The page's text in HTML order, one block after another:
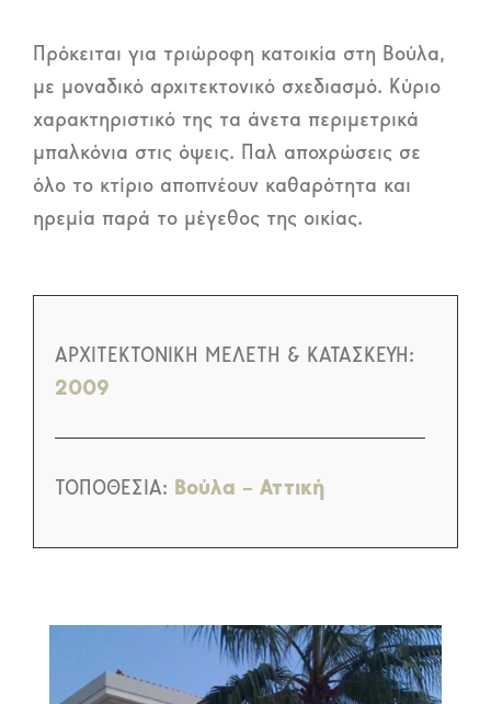
Πρόκειται για τριώροφη κατοικία στη Βούλα,
με μοναδικό αρχιτεκτονικό σχεδιασμό. Κύριο
χαρακτηριστικό της τα άνετα περιμετρικά
μπαλκόνια στις όψεις. Παλ αποχρώσεις σε
όλο το κτίριο αποπνέουν καθαρότητα και
ηρεμία παρά το μέγεθος της οικίας.
ΑΡΧΙΤΕΚΤΟΝΙΚΗ ΜΕΛΕΤΗ & ΚΑΤΑΣΚΕΥΗ:
2009
ΤΟΠΟΘΕΣΙΑ: Βούλα – Αττική